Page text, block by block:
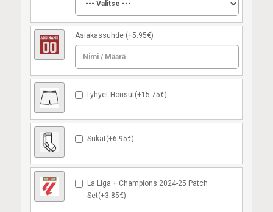
Asiakassuhde (+5.95€)
Lyhyet Housut(+15.75€)
Sukat(+6.95€)
La Liga + Champions 2024-25 Patch
Set(+3.85€)